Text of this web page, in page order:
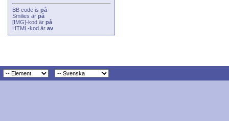
BB code is på
Smilies är på
[IMG]-kod är på
HTML-kod är av